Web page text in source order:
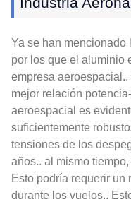
Ya se han mencionado
por los que el aluminio
empresa
mejor relación
aeroespacial es
suficientemente
tensiones de los
años.. al mismo
Esto podría requerir un
durante los vuelos..